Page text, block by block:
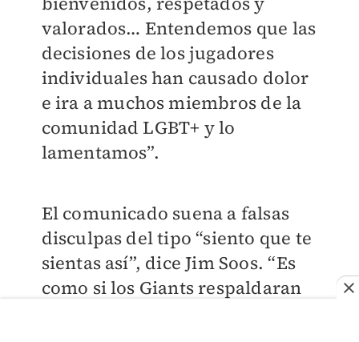
valorados… Entendemos que las
decisiones de los jugadores
individuales han causado dolor
e ira a muchos miembros de la
comunidad LGBT+ y lo
lamentamos”.
El comunicado suena a falsas
disculpas del tipo “siento que te
sientas así”, dice Jim Soos. “Es
como si los Giants respaldaran